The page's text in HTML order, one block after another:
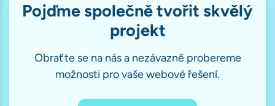
Pojďme společně tvořit skvělý
projekt
Obraťte se na nás a nezávazně probereme
možnosti pro vaše webové řešení.